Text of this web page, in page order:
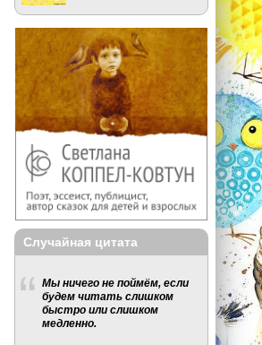
Случайная цитата
Мы ничего не поймём, если
будем читать слишком
быстро или слишком
медленно.